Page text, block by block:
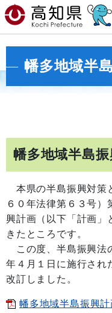
幡多地域半
幡多地域半島
本県の半島振興対策
６０年法律第６３号
興計画（以下「計画」
きたところです。
この度、半島振興法
年４月１日に施行され
改訂しました。
幡多地域半島振興